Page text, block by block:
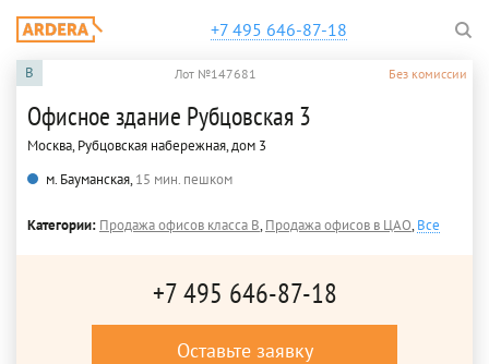
+7 495 646-87-18
B Лот №147681 Без комиссии
Офисное здание Рубцовская 3
Москва, Рубцовская набережная, дом 3
м. Бауманская,15 мин. пешком
Категории: Продажа офисов класса B,Продажа офисов в ЦАО,Все
+7 495 646-87-18
Оставьте заявку